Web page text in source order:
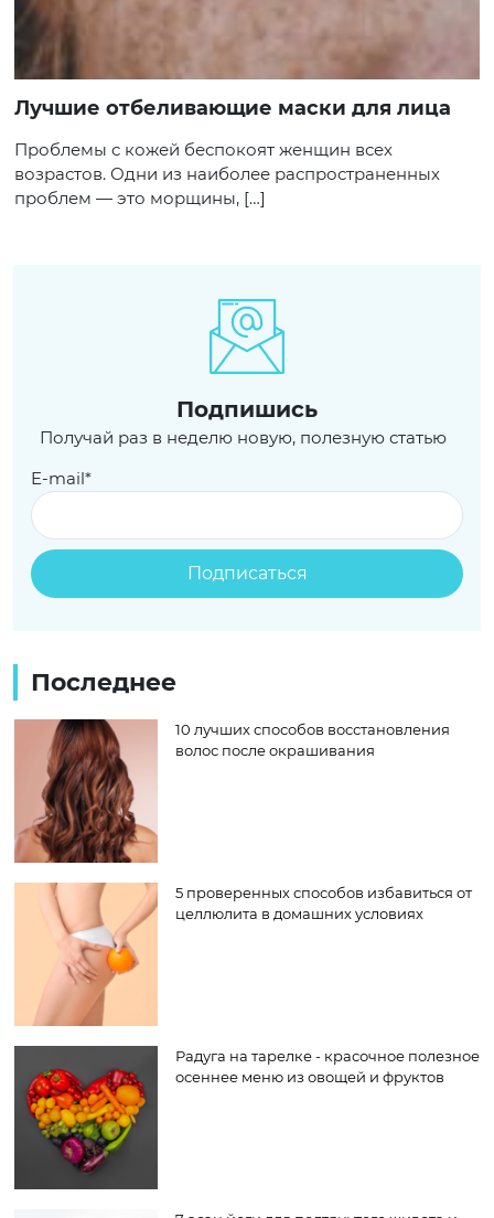
Лучшие отбеливающие маски для лица
Проблемы с кожей беспокоят женщин всех
возрастов. Одни из наиболее распространенных
проблем — это морщины, […]
Подпишись
Получай раз в неделю новую, полезную статью
E-mail*
Последнее
10 лучших способов восстановления
волос после окрашивания
5 проверенных способов избавиться от
целлюлита в домашних условиях
Радуга на тарелке - красочное полезное
осеннее меню из овощей и фруктов